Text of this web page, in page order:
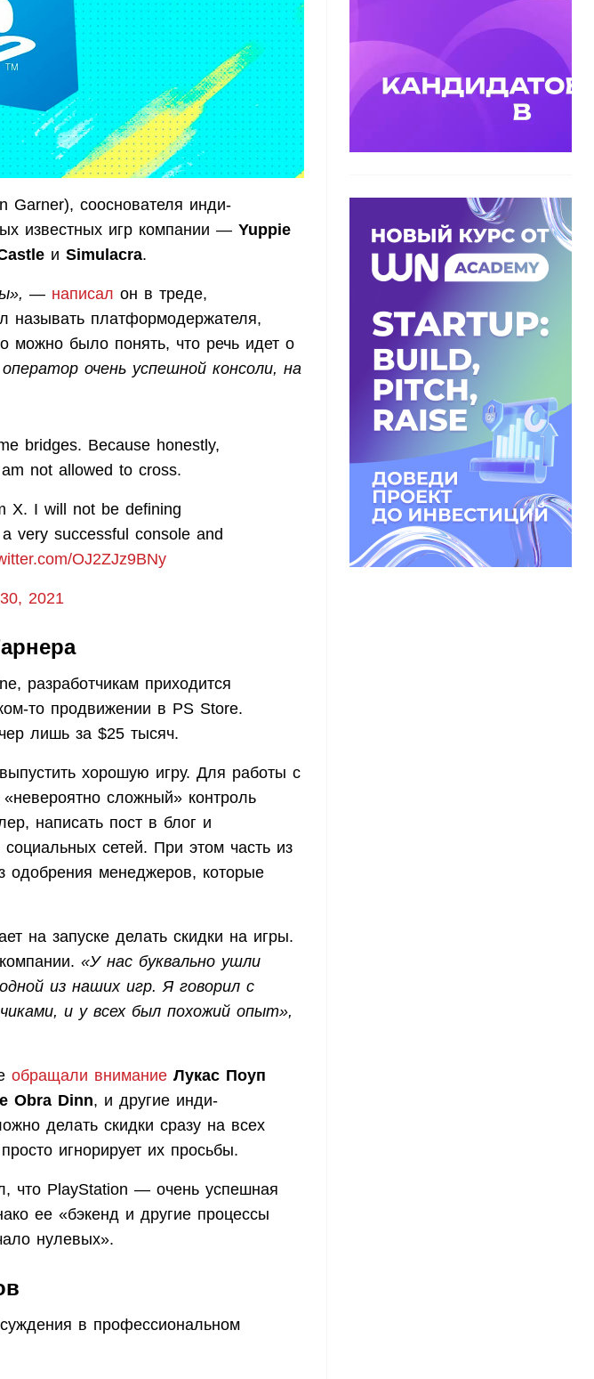
Garner), сооснователя инди-
известных игр компании — Yuppie
и Simulacra.
— написал он в треде,
называть платформодержателя,
можно было понять, что речь идет о
очень успешной консоли, на
bridges. Because honestly,
not allowed to cross.
X. I will not be defining
very successful console and
OJ2ZJz9BNy
2021
разработчикам приходится
то продвижении в PS Store.
лишь за $25 тысяч.
хорошую игру. Для работы с
сложный» контроль
написать пост в блог и
сетей. При этом часть из
одобрения менеджеров, которые
на запуске делать скидки на игры.
«У нас буквально ушли
из наших игр. Я говорил с
и у всех был похожий опыт»,
обращали внимание Лукас Поуп
Obra Dinn, и другие инди-
делать скидки сразу на всех
игнорирует их просьбы.
что PlayStation — очень успешная
ее «бэкенд и другие процессы
нулевых».
в профессиональном